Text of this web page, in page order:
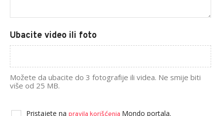
Ubacite video ili foto
Možete da ubacite do 3 fotografije ili videa. Ne smije biti
više od 25 MB.
Pristajete na pravila korišćenja Mondo portala.